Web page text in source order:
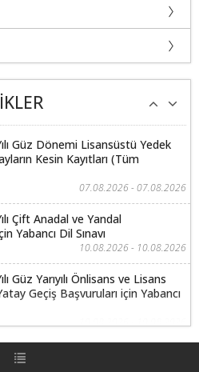
Güz Dönemi Lisansüstü Yedek
Kesin Kayıtları (Tüm
07.08.2026 - 07.08.2026
Çift Anadal ve Yandal
Yabancı Dil Sınavı
10.08.2026 - 10.08.2026
Güz Yarıyılı Önlisans ve Lisans
Geçiş Başvuruları için Yabancı
Çift Anadal ve Yandal
Özel Yetenek Sınavları